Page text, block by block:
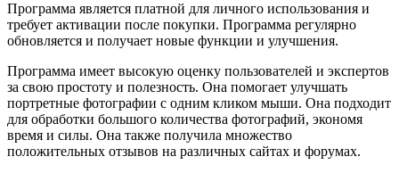
Программа является платной для личного использования и
требует активации после покупки. Программа регулярно
обновляется и получает новые функции и улучшения.
Программа имеет высокую оценку пользователей и экспертов
за свою простоту и полезность. Она помогает улучшать
портретные фотографии с одним кликом мыши. Она подходит
для обработки большого количества фотографий, экономя
время и силы. Она также получила множество
положительных отзывов на различных сайтах и форумах.